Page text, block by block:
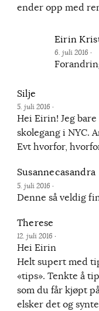
ender opp med
Eirin
6. juli 2016 ·
Silje
5. juli 2016 ·
Hei Eirin! Jeg
skolegang i NYC.
Evt hvorfor,
Susannecasandra
5. juli 2016 ·
Denne så veldig
Therese
12. juli 2016 ·
Hei Eirin
Helt supert med
«tips». Tenkte å
som du får kjøpt
elsker det og